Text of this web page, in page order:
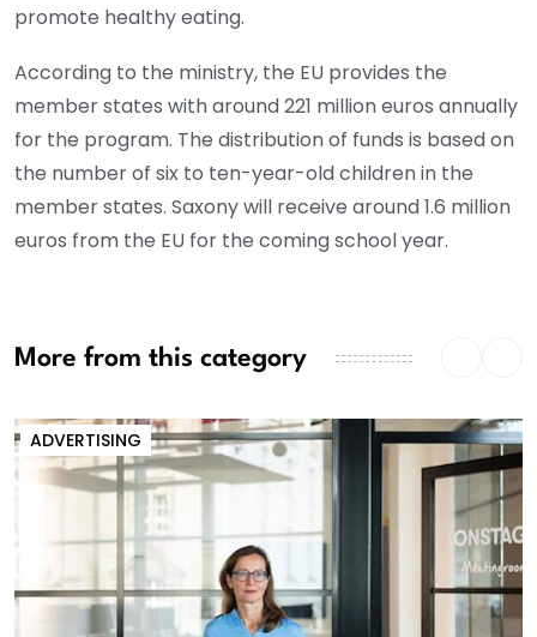
promote healthy eating.
According to the ministry, the EU provides the
member states with around 221 million euros annually
for the program. The distribution of funds is based on
the number of six to ten-year-old children in the
member states. Saxony will receive around 1.6 million
euros from the EU for the coming school year.
More from this category
ADVERTISING